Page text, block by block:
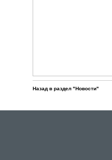
Назад в раздел "Новости"